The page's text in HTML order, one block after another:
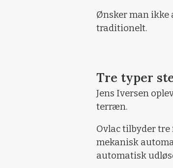
Ønsker man ikke
traditionelt.
Tre typer
Jens Iversen
terræn.
Ovlac tilbyder
mekanisk
automatisk